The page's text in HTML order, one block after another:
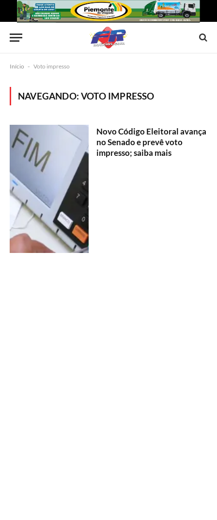
Início - Voto impresso
NAVEGANDO:VOTO IMPRESSO
Novo Código Eleitoral avança
no Senado e prevê voto
impresso; saiba mais